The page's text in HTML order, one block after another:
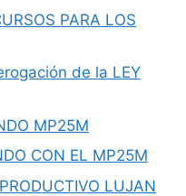
PARA LOS
de la LEY
MP25M
CON EL MP25M
LUJAN